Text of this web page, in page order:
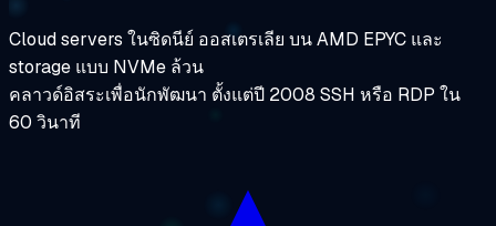
Cloud servers ในซิดนีย์ ออสเตรเลีย บน AMD EPYC และ
storage แบบ NVMe ล้วน
คลาวด์อิสระเพื่อนักพัฒนา ตั้งแต่ปี 2008 SSH หรือ RDP ใน
60 วินาที